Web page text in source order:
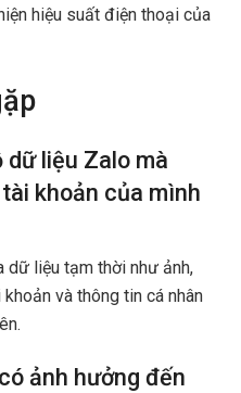
hiệu suất điện thoại của
dữ liệu Zalo mà
khoản của mình
dữ liệu tạm thời như ảnh,
và thông tin cá nhân
ảnh hưởng đến